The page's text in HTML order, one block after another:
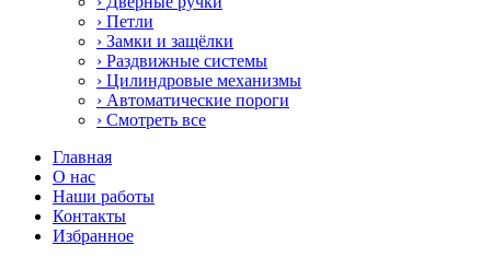
› Петли
› Замки и защёлки
› Раздвижные системы
› Цилиндровые механизмы
› Автоматические пороги
› Смотреть все
Главная
О нас
Наши работы
Контакты
Избранное